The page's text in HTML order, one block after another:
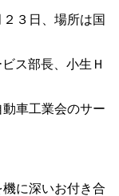
３日、場所は国
ス部長、小生Ｈ
車工業会のサー
に深いお付き合